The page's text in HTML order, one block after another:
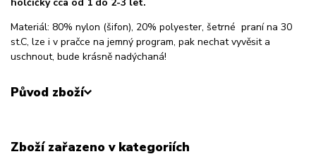
Materiál: 80% nylon (šifon), 20% polyester, šetrné praní na 30
st.C, lze i v pračce na jemný program, pak nechat vyvěsit a
uschnout, bude krásně nadýchaná!
Původ zboží
Zboží zařazeno v kategoriích